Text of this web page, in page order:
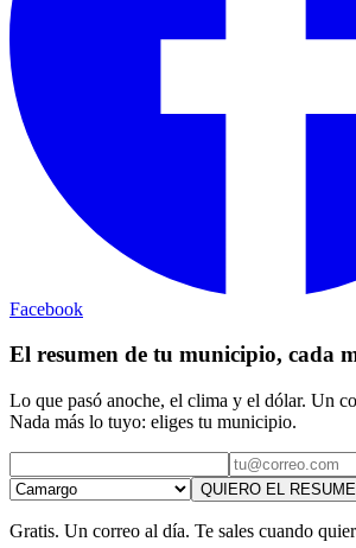
Facebook
El resumen de tu municipio, cada
Lo que pasó anoche, el clima y el dólar. Un
Nada más lo tuyo: eliges tu municipio.
QUIERO EL
Gratis. Un correo al día. Te sales cuando